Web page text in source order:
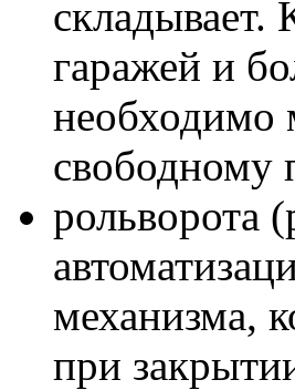
складывает.
гаражей и
необходимо
свободному
рольворота
механизма,
при